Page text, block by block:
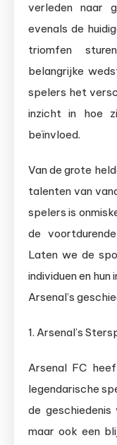
verleden naar
evenals de
triomfen
belangrijke
spelers het
inzicht in hoe
beïnvloed.
Van de grote
talenten van
spelers is
de
Laten we de
individuen en
Arsenal’s
1. Arsenal’s
Arsenal FC
legendarische
de
maar ook een